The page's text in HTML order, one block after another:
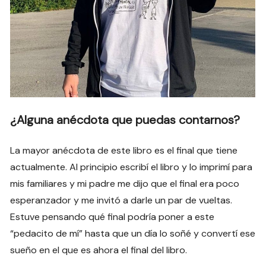
¿Alguna anécdota que puedas contarnos?
La mayor anécdota de este libro es el final que tiene
actualmente. Al principio escribí el libro y lo imprimí para
mis familiares y mi padre me dijo que el final era poco
esperanzador y me invitó a darle un par de vueltas.
Estuve pensando qué final podría poner a este
“pedacito de mí” hasta que un día lo soñé y convertí ese
sueño en el que es ahora el final del libro.